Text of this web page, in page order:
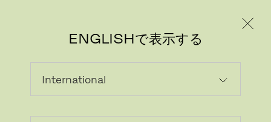
ENGLISHで表示する